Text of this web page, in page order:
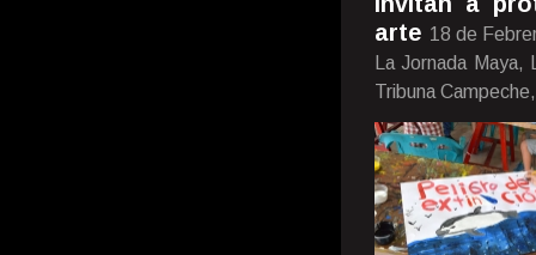
arte 18 de
La Jornada
Tribuna